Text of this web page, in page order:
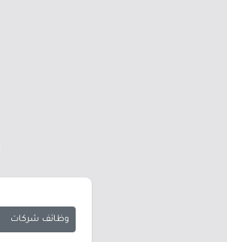
وظائف شركات